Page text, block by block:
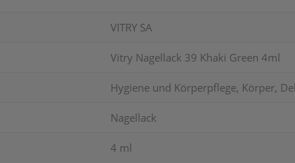
VITRY SA
Vitry Nagellack 39 Khaki Green 4ml
Hygiene und Körperpflege, Körper,
Nagellack
4 ml